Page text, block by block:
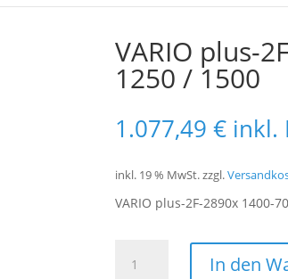
VARIO plus-
1250 / 1500
1.077,49 € inkl.
inkl. 19 % MwSt.zzgl.
VARIO plus-2F-2890x 1400-
plus-
In den